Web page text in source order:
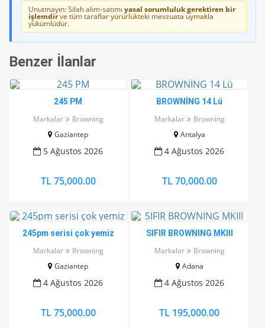
Unutmayın: Silah alım-satımı yasal sorumluluk gerektiren bir
işlemdirve tüm taraflar yürürlükteki mevzuata uymakla
yükümlüdür.
Benzer İlanlar
245 PM
Markalar
Browning
Gaziantep
5 Ağustos 2026
TL 75,000.00
BROWNİNG 14 Lü
Markalar
Browning
Antalya
4 Ağustos 2026
TL 70,000.00
245pm serisi çok yemiz
Markalar
Browning
Gaziantep
4 Ağustos 2026
TL 75,000.00
SIFIR BROWNING MKIII
Markalar
Browning
Adana
4 Ağustos 2026
TL 195,000.00